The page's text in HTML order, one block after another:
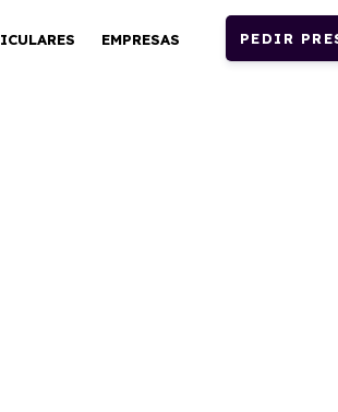
EMPRESAS PEDIR